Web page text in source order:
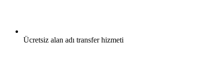
Ücretsiz alan adı transfer hizmeti